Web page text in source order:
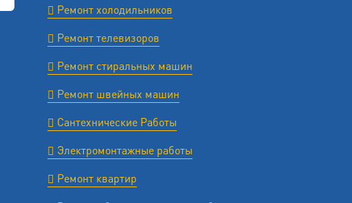
Ремонт холодильников
Ремонт телевизоров
Ремонт стиральных машин
Ремонт швейных машин
Сантехнические Работы
Электромонтажные работы
Ремонт квартир